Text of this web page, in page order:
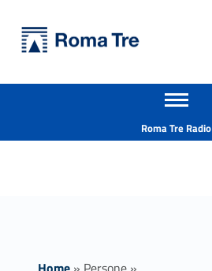
Prof. MAURO CATENACCI - Università Roma Tre
Apri il menu secondario
Roma Tre Radio